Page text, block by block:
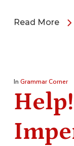
Read More
In Grammar Corner